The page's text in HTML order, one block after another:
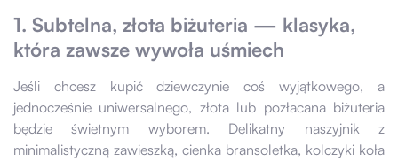
1. Subtelna, złota biżuteria — klasyka,
która zawsze wywoła uśmiech
Jeśli chcesz kupić dziewczynie coś wyjątkowego, a
jednocześnie uniwersalnego, złota lub pozłacana biżuteria
będzie świetnym wyborem. Delikatny naszyjnik z
minimalistyczną zawieszką, cienka bransoletka, kolczyki koła